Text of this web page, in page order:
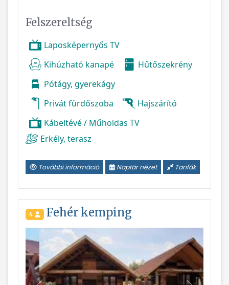
Felszereltség
Laposképernyős TV
Kihúzható kanapé
Hűtőszekrény
Pótágy, gyerekágy
Privát fürdőszoba
Hajszárító
Kábeltévé / Műholdas TV
Erkély, terasz
További információ Naptár nézet Tarifák
4 Fehér kemping